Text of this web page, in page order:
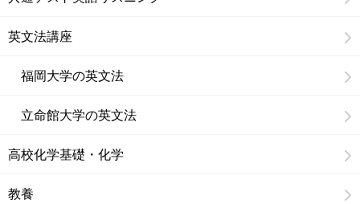
英文法講座
福岡大学の英文法
立命館大学の英文法
高校化学基礎・化学
教養